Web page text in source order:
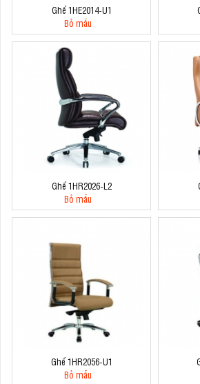
Ghế 1HE2014-U1
Bỏ mẫu
Ghế 1HR2026-L2
Bỏ mẫu
Ghế 1HR2056-U1
Bỏ mẫu